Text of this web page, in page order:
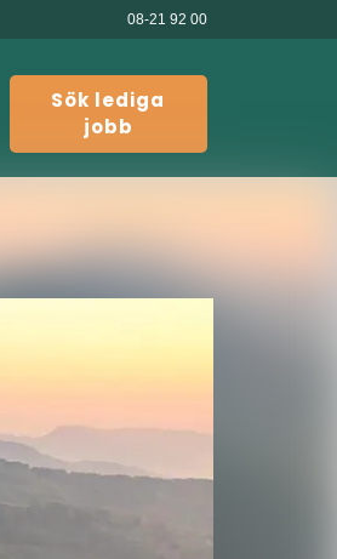
08-21 92 00
Sök lediga
jobb